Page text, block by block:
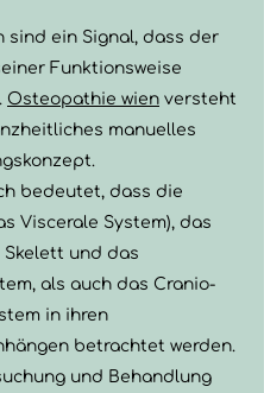
sind ein Signal, dass der
Funktionsweise
Osteopathie wien versteht
manuelles
bedeutet, dass die
Viscerale System), das
Skelett und das
als auch das Cranio-
in ihren
betrachtet werden.
und Behandlung